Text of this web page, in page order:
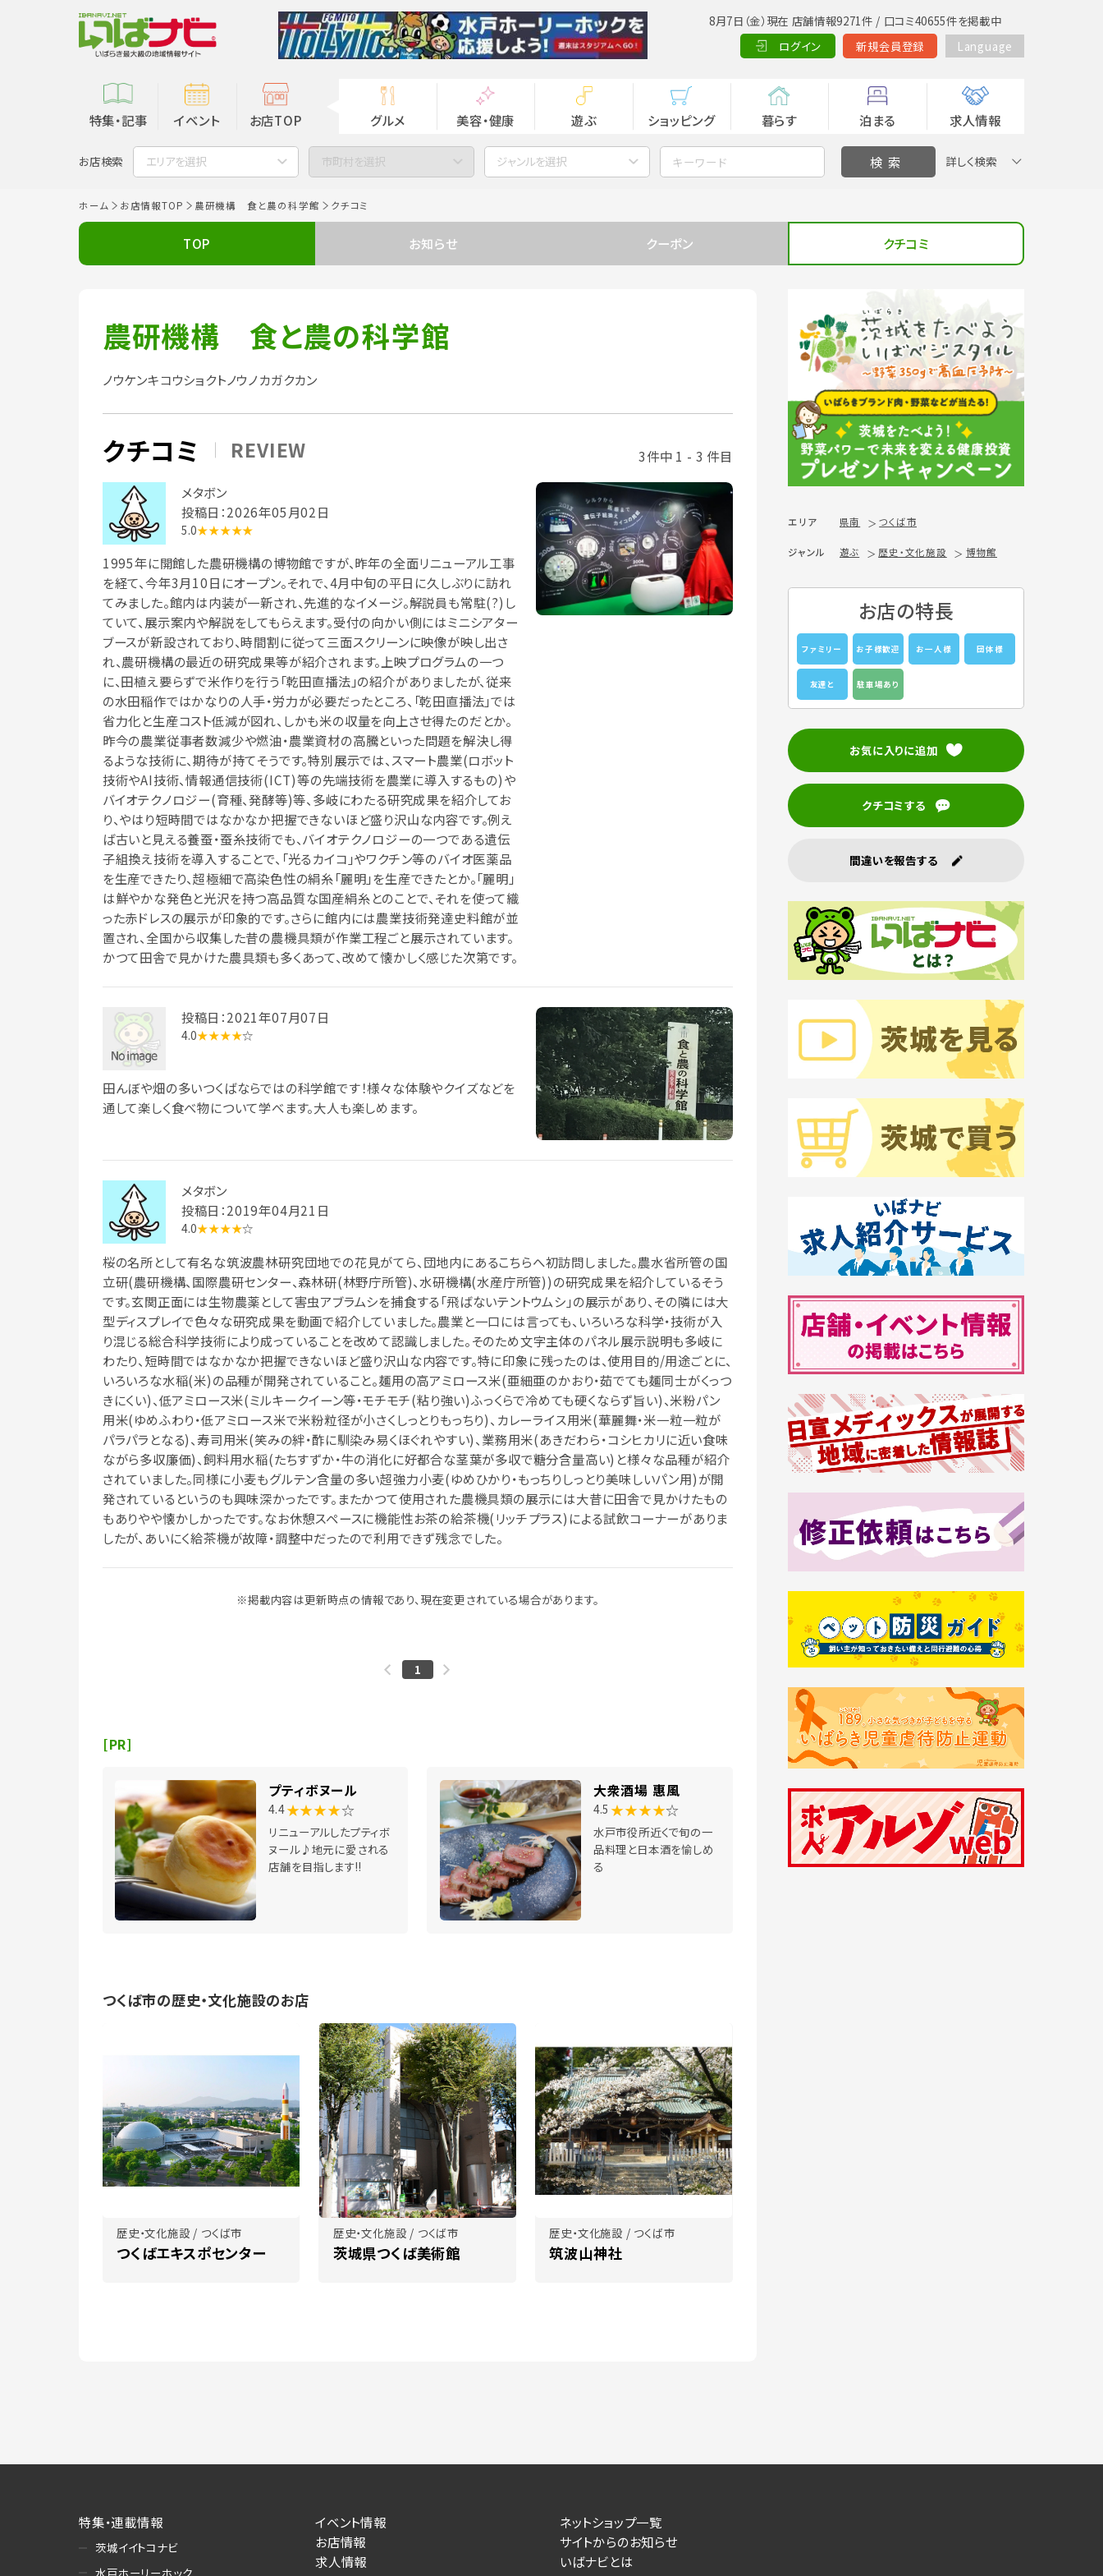
8月7日（金）現在 店舗情報9271件 / 口コミ40655件を掲載中
ログイン
新規会員登録 Language
特集・記事 イベント お店TOP グルメ 美容・健康 遊ぶ ショッピング 暮らす 泊まる 求人情報
お店検索 エリアを選択 市町村を選択 ジャンルを選択 詳しく検索
ホーム お店情報TOP 農研機構 食と農の科学館 クチコミ
TOP お知らせ クーポン クチコミ
農研機構 食と農の科学館
ノウケンキコウショクトノウノカガクカン
クチコミ REVIEW
3件中 1 - 3 件目
メタボン
投稿日：2026年05月02日
5.0★★★★★
1995年に開館した農研機構の博物館ですが、昨年の全面リニューアル工事
を経て、今年3月10日にオープン。それで、4月中旬の平日に久しぶりに訪れ
てみました。館内は内装が一新され、先進的なイメージ。解説員も常駐(?)し
ていて、展示案内や解説をしてもらえます。受付の向かい側にはミニシアター
ブースが新設されており、時間割に従って三面スクリーンに映像が映し出さ
れ、農研機構の最近の研究成果等が紹介されます。上映プログラムの一つ
に、田植え要らずで米作りを行う「乾田直播法」の紹介がありましたが、従来
の水田稲作ではかなりの人手・労力が必要だったところ、「乾田直播法」では
省力化と生産コスト低減が図れ、しかも米の収量を向上させ得たのだとか。
昨今の農業従事者数減少や燃油・農業資材の高騰といった問題を解決し得
るような技術に、期待が持てそうです。特別展示では、スマート農業(ロボット
技術やAI技術、情報通信技術(ICT)等の先端技術を農業に導入するもの)や
バイオテクノロジー(育種、発酵等)等、多岐にわたる研究成果を紹介してお
り、やはり短時間ではなかなか把握できないほど盛り沢山な内容です。例え
ば古いと見える養蚕・蚕糸技術でも、バイオテクノロジーの一つである遺伝
子組換え技術を導入することで、「光るカイコ」やワクチン等のバイオ医薬品
を生産できたり、超極細で高染色性の絹糸「麗明」を生産できたとか。「麗明」
は鮮やかな発色と光沢を持つ高品質な国産絹糸とのことで、それを使って織
った赤ドレスの展示が印象的です。さらに館内には農業技術発達史料館が並
置され、全国から収集した昔の農機具類が作業工程ごと展示されています。
かつて田舎で見かけた農具類も多くあって、改めて懐かしく感じた次第です。
投稿日：2021年07月07日
4.0★★★★☆
田んぼや畑の多いつくばならではの科学館です！様々な体験やクイズなどを
通して楽しく食べ物について学べます。大人も楽しめます。
メタボン
投稿日：2019年04月21日
4.0★★★★☆
桜の名所として有名な筑波農林研究団地での花見がてら、団地内にあるこちらへ初訪問しました。農水省所管の国
立研(農研機構、国際農研センター、森林研(林野庁所管)、水研機構(水産庁所管))の研究成果を紹介しているそう
です。玄関正面には生物農薬として害虫アブラムシを捕食する「飛ばないテントウムシ」の展示があり、その隣には大
型ディスプレイで色々な研究成果を動画で紹介していました。農業と一口には言っても、いろいろな科学・技術が入
り混じる総合科学技術により成っていることを改めて認識しました。そのため文字主体のパネル展示説明も多岐に
わたり、短時間ではなかなか把握できないほど盛り沢山な内容です。特に印象に残ったのは、使用目的/用途ごとに、
いろいろな水稲(米)の品種が開発されていること。麺用の高アミロース米(亜細亜のかおり・茹でても麺同士がくっつ
きにくい)、低アミロース米(ミルキークイーン等・モチモチ(粘り強い)ふっくらで冷めても硬くならず旨い)、米粉パン
用米(ゆめふわり・低アミロース米で米粉粒径が小さくしっとりもっちり)、カレーライス用米(華麗舞・米一粒一粒が
パラパラとなる)、寿司用米(笑みの絆・酢に馴染み易くほぐれやすい)、業務用米(あきだわら・コシヒカリに近い食味
ながら多収廉価)、飼料用水稲(たちすずか・牛の消化に好都合な茎葉が多収で糖分含量高い)と様々な品種が紹介
されていました。同様に小麦もグルテン含量の多い超強力小麦(ゆめひかり・もっちりしっとり美味しいパン用)が開
発されているというのも興味深かったです。またかつて使用された農機具類の展示には大昔に田舎で見かけたもの
もありやや懐かしかったです。なお休憩スペースに機能性お茶の給茶機(リッチプラス)による試飲コーナーがありま
したが、あいにく給茶機が故障・調整中だったので利用できず残念でした。
※掲載内容は更新時点の情報であり、現在変更されている場合があります。
1
[PR]
プティボヌール
4.4★★★★☆
リニューアルしたプティボ
ヌール♪地元に愛される
店舗を目指します!!
大衆酒場 惠風
4.5 ★★★★☆
水戸市役所近くで旬の一
品料理と日本酒を愉しめ
る
つくば市の歴史・文化施設のお店
歴史・文化施設 / つくば市
つくばエキスポセンター
歴史・文化施設 / つくば市
茨城県つくば美術館
歴史・文化施設 / つくば市
筑波山神社
エリア 県南 つくば市
ジャンル 遊ぶ 歴史・文化施設 博物館
お店の特長
ファミリー お子様歓迎 お一人様 団体様
友達と 駐車場あり
お気に入りに追加
クチコミする
間違いを報告する
特集・連載情報
茨城イイトコナビ
水戸ホーリーホック
イベント情報
お店情報
求人情報
ネットショップ一覧
サイトからのお知らせ
いばナビとは